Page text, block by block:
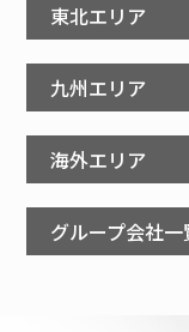
東北エリア
九州エリア
海外エリア
グループ会社一